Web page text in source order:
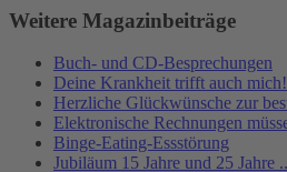
Weitere Magazinbeiträge
Buch- und CD-Besprechungen
Deine Krankheit trifft auch mich!
Herzliche Glückwünsche zur
Elektronische Rechnungen
Binge-Eating-Essstörung
Jubiläum 15 Jahre und 25 Jahre